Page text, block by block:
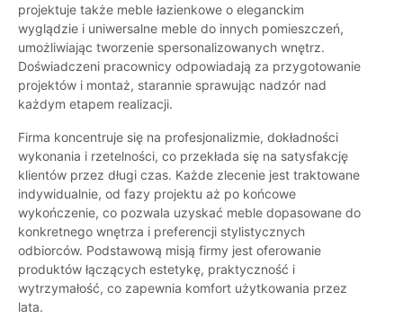
projektuje także meble łazienkowe o eleganckim
wyglądzie i uniwersalne meble do innych pomieszczeń,
umożliwiając tworzenie spersonalizowanych wnętrz.
Doświadczeni pracownicy odpowiadają za przygotowanie
projektów i montaż, starannie sprawując nadzór nad
każdym etapem realizacji.
Firma koncentruje się na profesjonalizmie, dokładności
wykonania i rzetelności, co przekłada się na satysfakcję
klientów przez długi czas. Każde zlecenie jest traktowane
indywidualnie, od fazy projektu aż po końcowe
wykończenie, co pozwala uzyskać meble dopasowane do
konkretnego wnętrza i preferencji stylistycznych
odbiorców. Podstawową misją firmy jest oferowanie
produktów łączących estetykę, praktyczność i
wytrzymałość, co zapewnia komfort użytkowania przez
lata.